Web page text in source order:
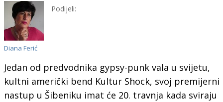
Diana Ferić
Podijeli:
Jedan od predvodnika gypsy-punk vala u svijetu,
kultni američki bend Kultur Shock, svoj premijerni
nastup u Šibeniku imat će 20. travnja kada sviraju